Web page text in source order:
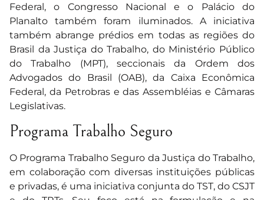
Federal, o Congresso Nacional e o Palácio do
Planalto também foram iluminados. A iniciativa
também abrange prédios em todas as regiões do
Brasil da Justiça do Trabalho, do Ministério Público
do Trabalho (MPT), seccionais da Ordem dos
Advogados do Brasil (OAB), da Caixa Econômica
Federal, da Petrobras e das Assembléias e Câmaras
Legislativas.
Programa Trabalho Seguro
O Programa Trabalho Seguro da Justiça do Trabalho,
em colaboração com diversas instituições públicas
e privadas, é uma iniciativa conjunta do TST, do CSJT